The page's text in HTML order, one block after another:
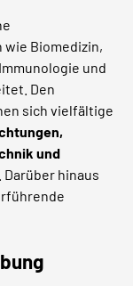
Biomedizin,
und
Den
sich vielfältige
und
. Darüber hinaus